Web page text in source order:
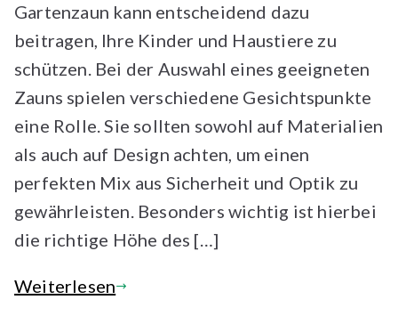
Gartenzaun kann entscheidend dazu
beitragen, Ihre Kinder und Haustiere zu
schützen. Bei der Auswahl eines geeigneten
Zauns spielen verschiedene Gesichtspunkte
eine Rolle. Sie sollten sowohl auf Materialien
als auch auf Design achten, um einen
perfekten Mix aus Sicherheit und Optik zu
gewährleisten. Besonders wichtig ist hierbei
die richtige Höhe des […]
Weiterlesen